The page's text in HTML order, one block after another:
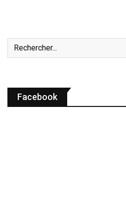
Facebook